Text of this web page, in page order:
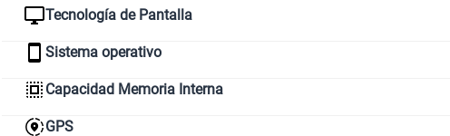
Tecnología de Pantalla
Sistema operativo
Capacidad Memoria Interna
GPS